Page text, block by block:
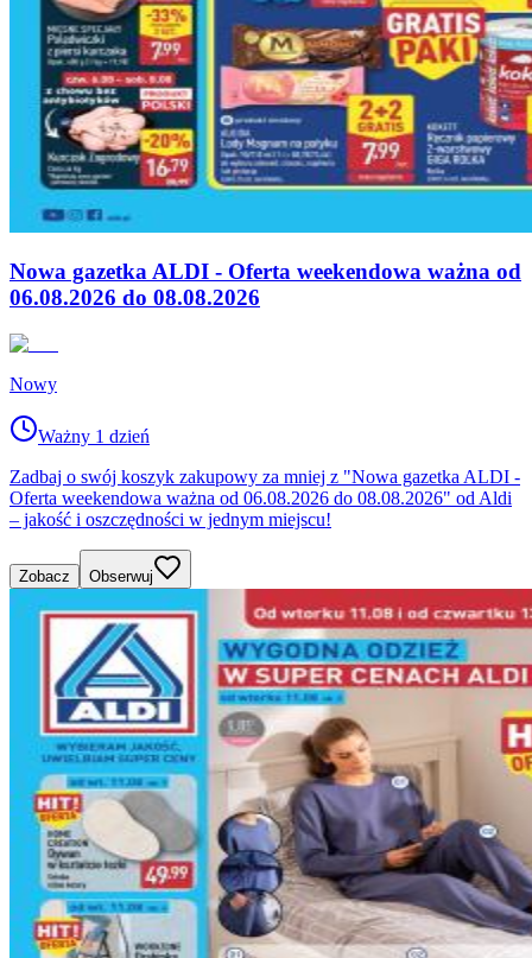
Nowa gazetka ALDI - Oferta weekendowa ważna od
06.08.2026 do 08.08.2026
Nowy
Ważny 1 dzień
Zadbaj o swój koszyk zakupowy za mniej z "Nowa gazetka ALDI -
Oferta weekendowa ważna od 06.08.2026 do 08.08.2026" od Aldi
– jakość i oszczędności w jednym miejscu!
Zobacz Obserwuj